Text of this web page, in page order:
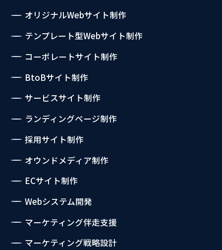
オリジナルWebサイト制作
テンプレート型Webサイト制作
コーポレートサイト制作
BtoBサイト制作
サービスサイト制作
ランディングページ制作
採用サイト制作
オウンドメディア制作
ECサイト制作
Webシステム開発
マーケティング伴走支援
マーケティング戦略設計